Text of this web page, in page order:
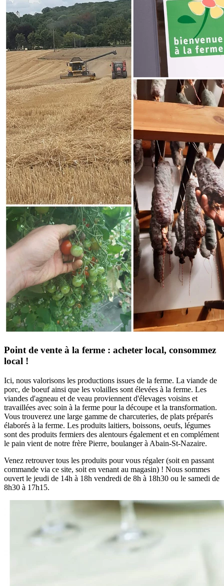
Point de vente à la ferme : acheter local, consommez
local !
Ici, nous valorisons les productions issues de la ferme. La viande de
porc, de boeuf ainsi que les volailles sont élevées à la ferme. Les
viandes d'agneau et de veau proviennent d'élevages voisins et
travaillées avec soin à la ferme pour la découpe et la transformation.
Vous trouverez une large gamme de charcuteries, de plats préparés
élaborés à la ferme. Les produits laitiers, boissons, oeufs, légumes
sont des produits fermiers des alentours également et en complément
le pain vient de notre frère Pierre, boulanger à Abain-St-Nazaire.
Venez retrouver tous les produits pour vous régaler (soit en passant
commande via ce site, soit en venant au magasin) ! Nous sommes
ouvert le jeudi de 14h à 18h vendredi de 8h à 18h30 ou le samedi de
8h30 à 17h15.